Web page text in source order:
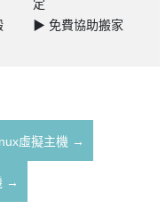
▶ 免費協助搬家
虛擬主機 →
→